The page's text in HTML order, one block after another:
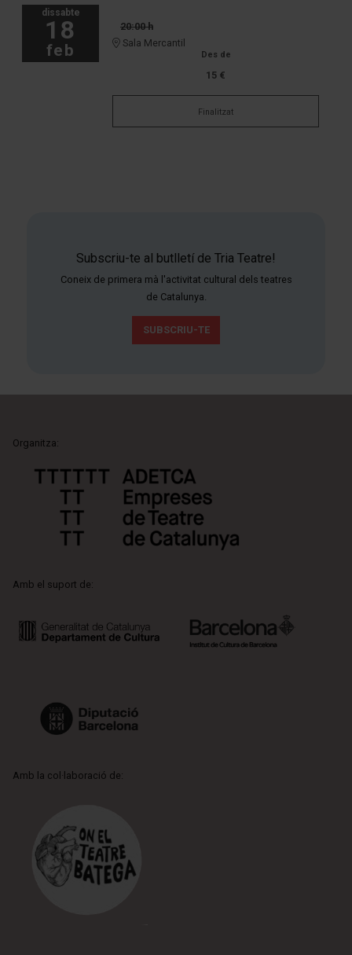
dissabte
18
feb
20:00 h
Sala Mercantil
Des de
15 €
Finalitzat
Subscriu-te al butlletí de Tria Teatre!
Coneix de primera mà l'activitat cultural dels teatres
de Catalunya.
SUBSCRIU-TE
Organitza:
Amb el suport de:
Amb la col·laboració de: